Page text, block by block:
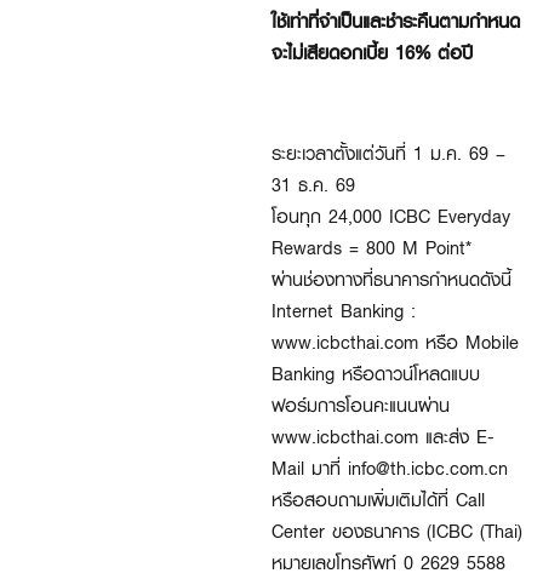
ใช้เท่าที่จำเป็นและชำระคืนตามกำหนด
จะไม่เสียดอกเบี้ย 16% ต่อปี
ระยะเวลาตั้งแต่วันที่ 1 ม.ค. 69 –
31 ธ.ค. 69
โอนทุก 24,000 ICBC Everyday
Rewards = 800 M Point*
ผ่านช่องทางที่ธนาคารกำหนดดังนี้
Internet Banking :
www.icbcthai.com หรือ Mobile
Banking หรือดาวน์โหลดแบบ
ฟอร์มการโอนคะแนนผ่าน
www.icbcthai.com และส่ง E-
Mail มาที่ info@th.icbc.com.cn
หรือสอบถามเพิ่มเติมได้ที่ Call
Center ของธนาคาร (ICBC (Thai)
หมายเลขโทรศัพท์ 0 2629 5588